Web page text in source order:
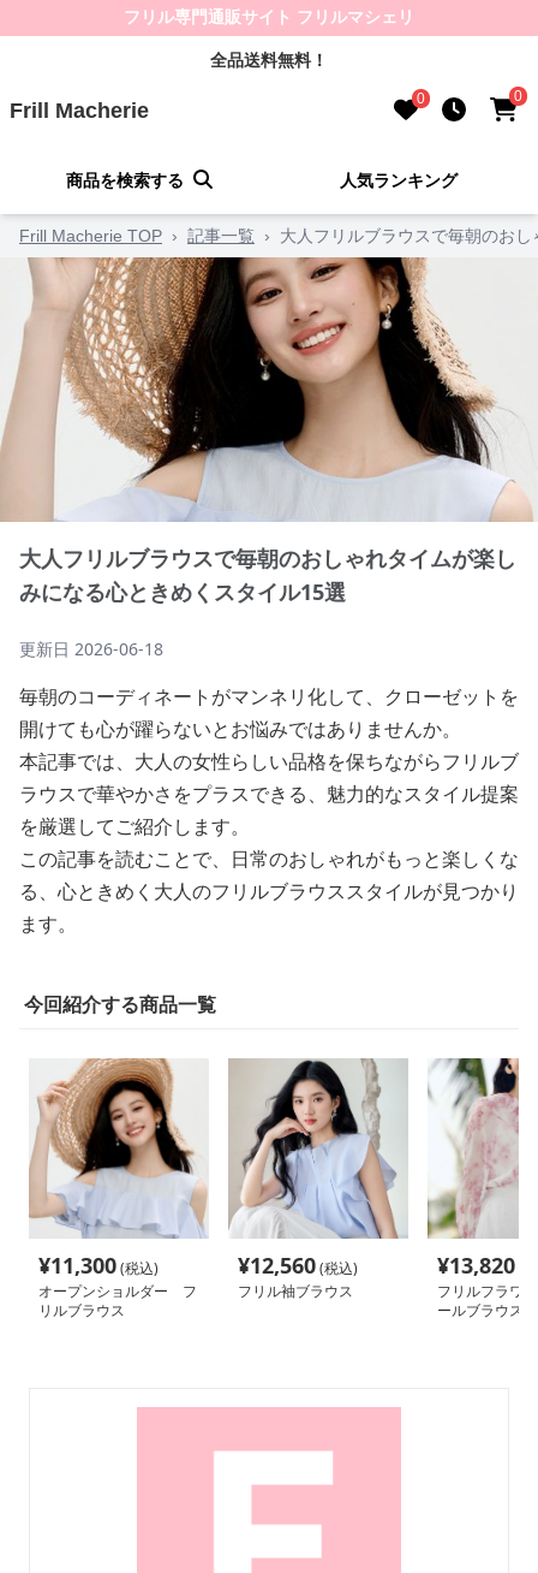
フリル専門通販サイト フリルマシェリ
全品送料無料！
Frill Macherie 0 0
商品を検索する 人気ランキング
Frill Macherie TOP › 記事一覧 › 大人フリルブラウスで毎朝のお
大人フリルブラウスで毎朝のおしゃれタイムが楽し
みになる心ときめくスタイル15選
更新日 2026-06-18
毎朝のコーディネートがマンネリ化して、クローゼットを
開けても心が躍らないとお悩みではありませんか。
本記事では、大人の女性らしい品格を保ちながらフリルブ
ラウスで華やかさをプラスできる、魅力的なスタイル提案
を厳選してご紹介します。
この記事を読むことで、日常のおしゃれがもっと楽しくな
る、心ときめく大人のフリルブラウススタイルが見つかり
ます。
今回紹介する商品一覧
¥11,300(税込)
オープンショルダー フ
リルブラウス
¥12,560(税込)
フリル袖ブラウス
¥13,820
フリルフラワ
ールブラウス